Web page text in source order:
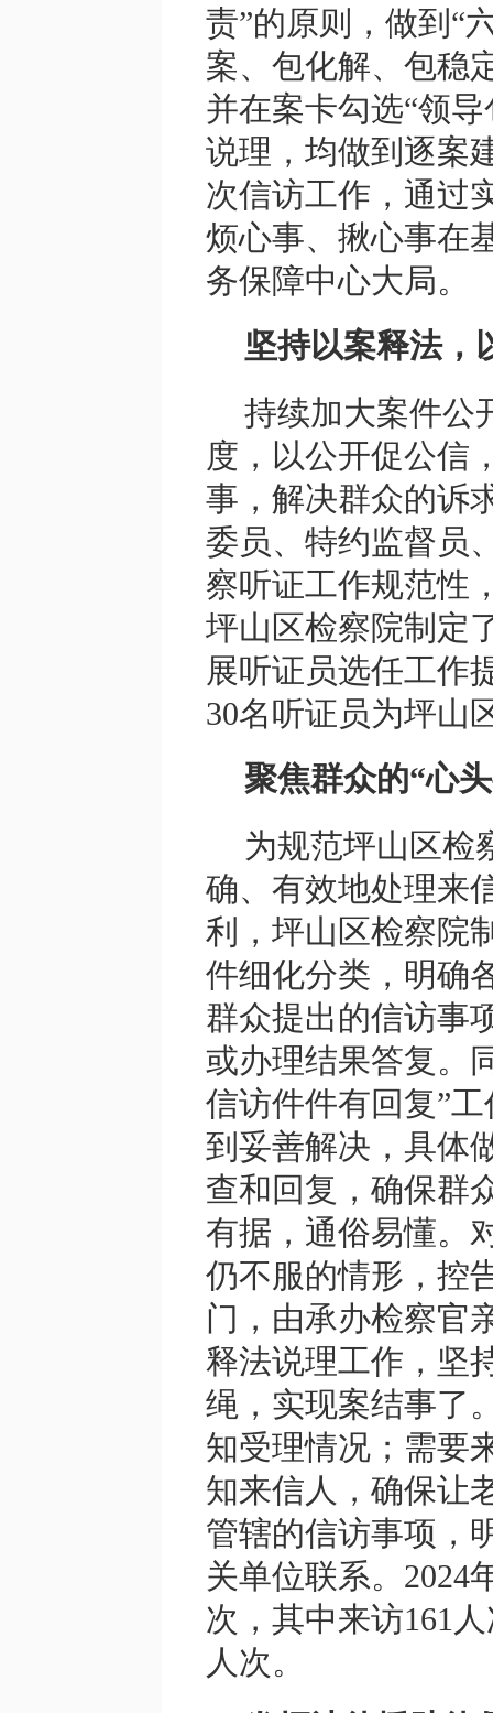
责”的原则，做到“
案、包化解、包稳
并在案卡勾选“领
说理，均做到逐案
次信访工作，通过
烦心事、揪心事在
务保障中心大局。
坚持以案释法，
持续加大案件公
度，以公开促公信
事，解决群众的诉
委员、特约监督员
察听证工作规范性
坪山区检察院制定
展听证员选任工作
30名听证员为坪山
聚焦群众的“心
为规范坪山区检
确、有效地处理来
利，坪山区检察院
件细化分类，明确
群众提出的信访事
或办理结果答复。
信访件件有回复”
到妥善解决，具体
查和回复，确保群
有据，通俗易懂。
仍不服的情形，控
门，由承办检察官
释法说理工作，坚
绳，实现案结事了
知受理情况；需要
知来信人，确保让
管辖的信访事项，
关单位联系。2024
次，其中来访161
人次。